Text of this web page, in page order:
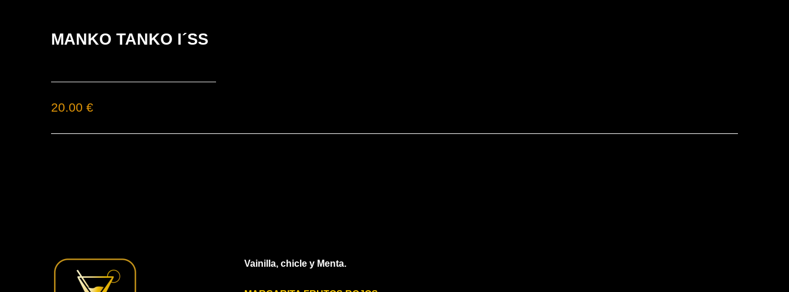
MANKO TANKO I´SS
20.00 €
Vainilla, chicle y Menta.